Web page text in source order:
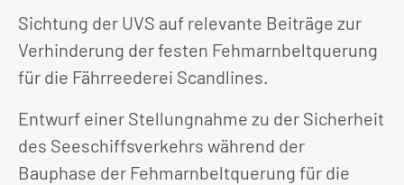
Sichtung der UVS auf relevante Beiträge zur
Verhinderung der festen Fehmarnbeltquerung
für die Fährreederei Scandlines.
Entwurf einer Stellungnahme zu der Sicherheit
des Seeschiffsverkehrs während der
Bauphase der Fehmarnbeltquerung für die